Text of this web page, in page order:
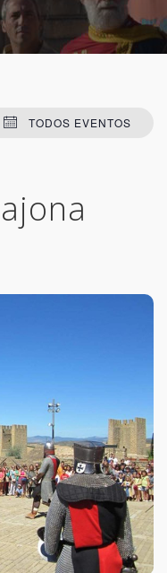
TODOS EVENTOS